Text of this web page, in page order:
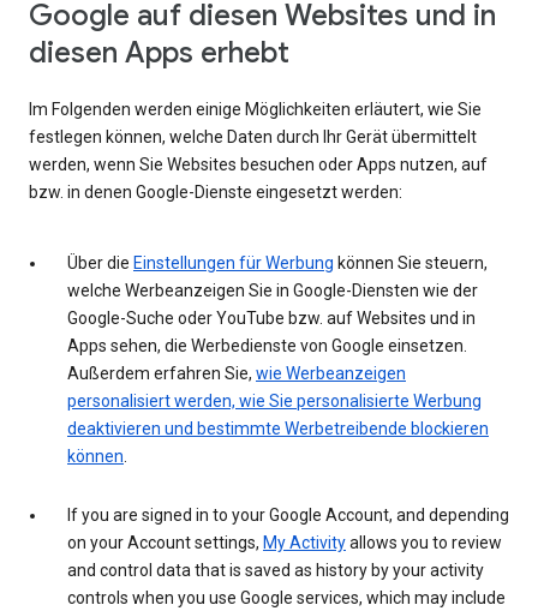
Google auf diesen Websites und in
diesen Apps erhebt
Im Folgenden werden einige Möglichkeiten erläutert, wie Sie
festlegen können, welche Daten durch Ihr Gerät übermittelt
werden, wenn Sie Websites besuchen oder Apps nutzen, auf
bzw. in denen Google-Dienste eingesetzt werden:
Über die Einstellungen für Werbung können Sie steuern,
welche Werbeanzeigen Sie in Google-Diensten wie der
Google-Suche oder YouTube bzw. auf Websites und in
Apps sehen, die Werbedienste von Google einsetzen.
Außerdem erfahren Sie, wie Werbeanzeigen
personalisiert werden, wie Sie personalisierte Werbung
deaktivieren und bestimmte Werbetreibende blockieren
können.
If you are signed in to your Google Account, and depending
on your Account settings, My Activityallows you to review
and control data that is saved as history by your activity
controls when you use Google services, which may include